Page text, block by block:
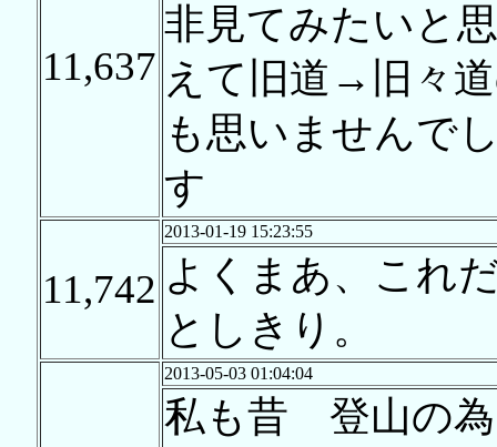
11,637
非見てみたいと
えて旧道→旧々
も思いませんで
す
11,742
2013-01-19 15:23:55
よくまあ、これ
としきり。
2013-05-03 01:04:04
私も昔 登山の為